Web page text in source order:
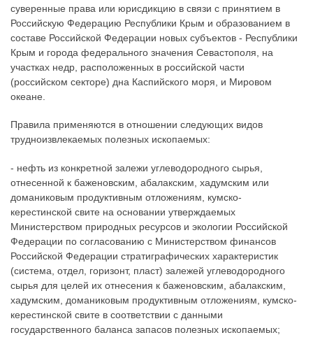
суверенные права или юрисдикцию в связи с принятием в
Российскую Федерацию Республики Крым и образованием в
составе Российской Федерации новых субъектов - Республики
Крым и города федерального значения Севастополя, на
участках недр, расположенных в российской части
(российском секторе) дна Каспийского моря, и Мировом
океане.
Правила применяются в отношении следующих видов
трудноизвлекаемых полезных ископаемых:
- нефть из конкретной залежи углеводородного сырья,
отнесенной к баженовским, абалакским, хадумским или
доманиковым продуктивным отложениям, кумско-
керестинской свите на основании утверждаемых
Министерством природных ресурсов и экологии Российской
Федерации по согласованию с Министерством финансов
Российской Федерации стратиграфических характеристик
(система, отдел, горизонт, пласт) залежей углеводородного
сырья для целей их отнесения к баженовским, абалакским,
хадумским, доманиковым продуктивным отложениям, кумско-
керестинской свите в соответствии с данными
государственного баланса запасов полезных ископаемых;